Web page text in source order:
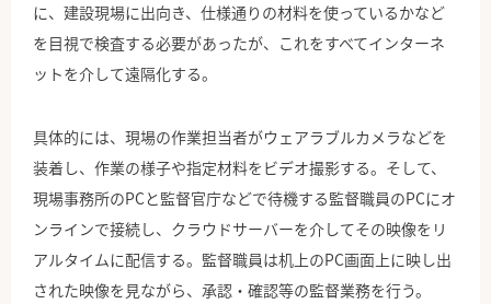
に、建設現場に出向き、仕様通りの材料を使っているかなど
を目視で検査する必要があったが、これをすべてインターネ
ットを介して遠隔化する。
具体的には、現場の作業担当者がウェアラブルカメラなどを
装着し、作業の様子や指定材料をビデオ撮影する。そして、
現場事務所のPCと監督官庁などで待機する監督職員のPCにオ
ンラインで接続し、クラウドサーバーを介してその映像をリ
アルタイムに配信する。監督職員は机上のPC画面上に映し出
された映像を見ながら、承認・確認等の監督業務を行う。